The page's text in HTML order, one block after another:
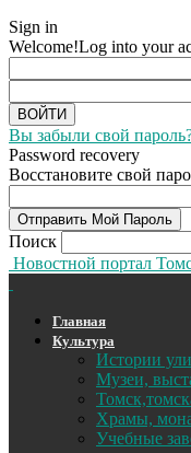
Sign in
Welcome!Log into your
Вы забыли свой
Password recovery
Восстановите свой
Поиск
Новостной портал
Главная
Культура
Истории
Музеи,
Храмы,
Учебные